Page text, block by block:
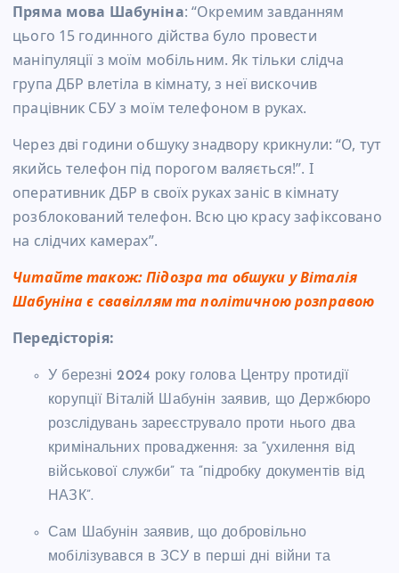
Пряма мова Шабуніна: “Окремим завданням
цього 15 годинного дійства було провести
маніпуляції з моїм мобільним. Як тільки слідча
група ДБР влетіла в кімнату, з неї вискочив
працівник СБУ з моїм телефоном в руках.
Через дві години обшуку знадвору крикнули: “О, тут
якийсь телефон під порогом валяється!”. І
оперативник ДБР в своїх руках заніс в кімнату
розблокований телефон. Всю цю красу зафіксовано
на слідчих камерах”.
Читайте також:Підозра та обшуки у Віталія
Шабуніна є свавіллям та політичною розправою
Передісторія:
У березні 2024 року голова Центру протидії
корупції Віталій Шабунін заявив, що Держбюро
розслідувань зареєструвало проти нього два
кримінальних провадження: за “ухилення від
військової служби” та “підробку документів від
НАЗК”.
Сам Шабунін заявив, що добровільно
мобілізувався в ЗСУ в перші дні війни та